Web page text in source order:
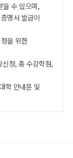
을 수 있으며,
명서 발급이
을 위한
청, 총 수강학점,
학 안내문 및